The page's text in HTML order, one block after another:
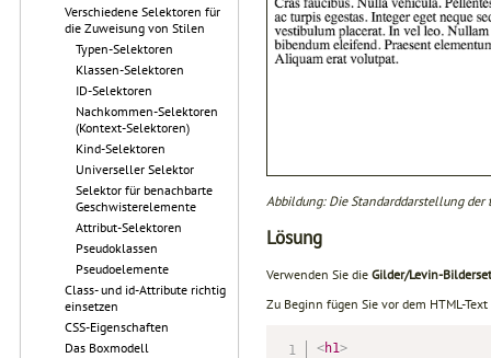
Verschiedene Selektoren für
die Zuweisung von Stilen
Typen-Selektoren
Klassen-Selektoren
ID-Selektoren
Nachkommen-Selektoren
(Kontext-Selektoren)
Kind-Selektoren
Universeller Selektor
Selektor für benachbarte
Geschwisterelemente
Attribut-Selektoren
Pseudoklassen
Pseudoelemente
Class- und id-Attribute richtig
einsetzen
CSS-Eigenschaften
Das Boxmodell
Abbildung: Die Standarddarstellung
Lösung
Verwenden Sie die Gilder/Levin-
Zu Beginn fügen Sie vor dem HTML-
<h1>